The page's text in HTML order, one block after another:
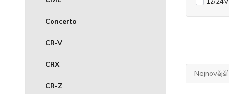
Concerto
CR-V
CRX
CR-Z
Nejnovější